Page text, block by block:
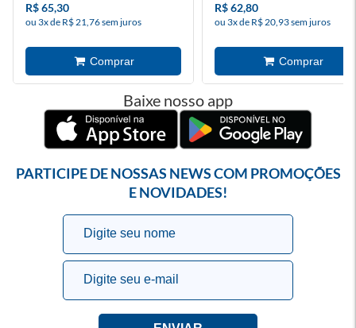
R$ 65,30
ou 3x de R$ 21,76 sem juros
R$ 62,80
ou 3x de R$ 20,93 sem juros
Baixe nosso app
PARTICIPE DE NOSSAS NEWS COM PROMOÇÕES
E NOVIDADES!